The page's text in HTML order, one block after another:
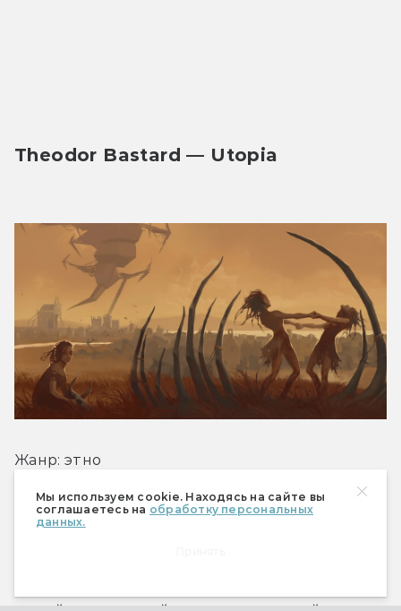
Мы используем cookie. Находясь на сайте вы
соглашаетесь на обработку персональных
данных.
Theodor Bastard — Utopia
Жанр: этно
Отечественная группа Theodor Bastard играет